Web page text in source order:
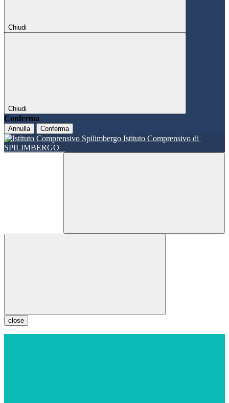
Chiudi
Chiudi
Conferma
Annulla Conferma
Istituto Comprensivo di
SPILIMBERGO
close